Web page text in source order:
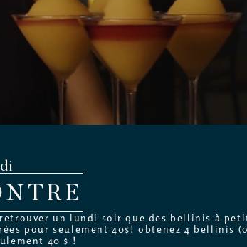
un lundi soir que des bellinis à
pour seulement 40$! obtenez 4 bellinis
40 $ !